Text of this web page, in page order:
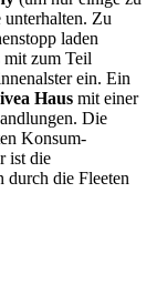
Zu
laden
mit zum Teil
ein. Ein
Haus mit einer
Die
Konsum-
ist die
durch die Fleeten